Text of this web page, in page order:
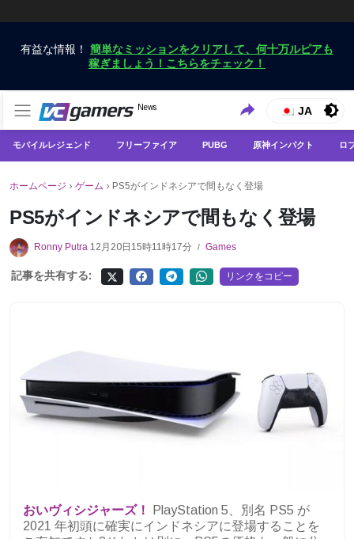
有益な情報！ 簡単なミッションをクリアして、何十万ルピアも
稼ぎましょう！こちらをチェック！
VCGamers ニュース
News
VCGamersだけで最新のゲームニュースを入手
JA
モバイルレジェンド フリーファイア PUBG 原神インパクト ロ
ホームページ › ゲーム › PS5がインドネシアで間もなく登場
PS5がインドネシアで間もなく登場
Ronny Putra 12月20日15時11時17分 / Games
記事を共有する: リンクをコピー
おいヴィシジャーズ！
PlayStation 5、別名 PS5 が
2021 年初頭に確実にインドネシアに登場することを